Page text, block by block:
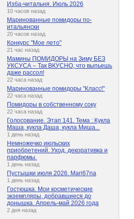
Изба-читальня. Июль 2026
10 часов назад
Маринованные помидоры по-
итальянски
20 часов назад
Конкурс "Мое лето"
21 час назад
Мамины ПОМИДОРЫ на Зиму БЕЗ
УКСУСА – Так ВКУСНО, что выпьешь
даже рассол!
22 часа назад
Маринованные помидоры "Класс!"
22 часа назад
Помидоры в собственному соку
22 часа назад
Голосование. Этап 141. Тема : Кукла
Маша, кукла Даша, кукла Миша...
1 день назад
Немножечко июльских
приобретений. Уход, декоративка и
парфюмы.
1 день назад
Пустышки июля 2026. Mari67na
1 день назад
Гостюшка. Мои косметические
экземпляры, добравшиеся до
донышка. Апрель-май 2026 года
2 дня назад